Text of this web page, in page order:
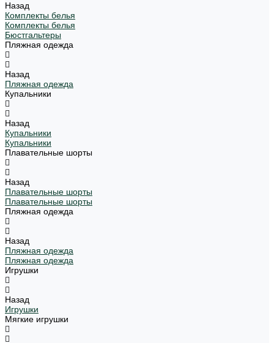
Назад
Комплекты белья
Комплекты белья
Бюстгальтеры
Пляжная одежда
Назад
Пляжная одежда
Купальники
Назад
Купальники
Купальники
Плавательные шорты
Назад
Плавательные шорты
Плавательные шорты
Пляжная одежда
Назад
Пляжная одежда
Пляжная одежда
Игрушки
Назад
Игрушки
Мягкие игрушки